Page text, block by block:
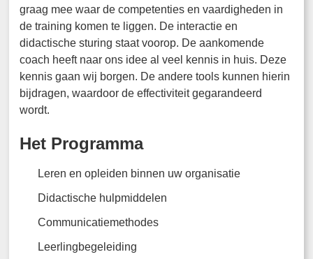
graag mee waar de competenties en vaardigheden in
de training komen te liggen. De interactie en
didactische sturing staat voorop. De aankomende
coach heeft naar ons idee al veel kennis in huis. Deze
kennis gaan wij borgen. De andere tools kunnen hierin
bijdragen, waardoor de effectiviteit gegarandeerd
wordt.
Het Programma
Leren en opleiden binnen uw organisatie
Didactische hulpmiddelen
Communicatiemethodes
Leerlingbegeleiding